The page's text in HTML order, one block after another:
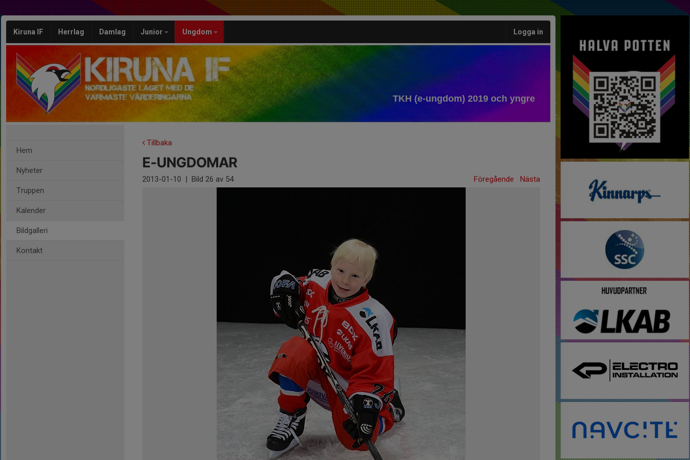
Kiruna IF Herrlag Damlag Junior Ungdom Logga in
TKH (e-ungdom) 2019 och yngre
Hem
Nyheter
Truppen
Kalender
Bildgalleri
Kontakt
Tillbaka
E-UNGDOMAR
2013-01-10 | Bild 26 av 54 Föregående Nästa